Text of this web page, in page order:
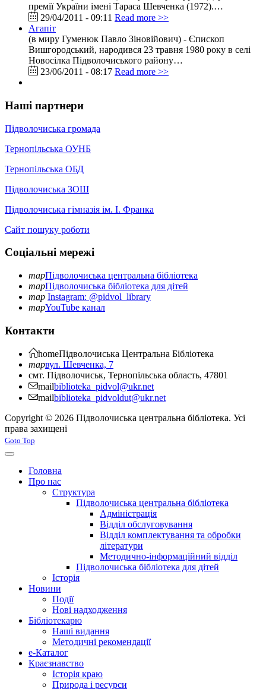
премії України імені Тараса Шевченка (1972).…
29/04/2011 - 09:11 Read more >>
Агапіт
(в миру Гуменюк Павло Зіновійович) - Єпископ
Вишгородський, народився 23 травня 1980 року в селі
Новосілка Підволочиського району…
23/06/2011 - 08:17 Read more >>
Наші партнери
Підволочиська громада
Тернопільська ОУНБ
Тернопільська ОБД
Підволочиська ЗОШ
Підволочиська гімназія ім. І. Франка
Сайт пошуку роботи
Соціальні мережі
mapПідволочиська центральна бібліотека
mapПідволочиська бібліотека для дітей
map Instagram: @pidvol_library
mapYouTube канал
Контакти
homeПідволочиська Центральна Бібліотека
mapвул. Шевченка, 7
смт. Підволочиськ, Тернопільська область, 47801
mailbiblioteka_pidvol@ukr.net
mailbiblioteka_pidvoldut@ukr.net
Copyright © 2026 Підволочиська центральна бібліотека. Усі
права захищені
Joomla! 3 Templates
Goto Top
Головна
Про нас
Структура
Підволочиська центральна бібліотека
Адміністрація
Відділ обслуговування
Відділ комплектування та обробки
літератури
Методично-інформаційний відділ
Підволочиська бібліотека для дітей
Історія
Новини
Події
Нові надходження
Бібліотекарю
Наші видання
Методичні рекомендації
e-Каталог
Краєзнавство
Історія краю
Природа і ресурси